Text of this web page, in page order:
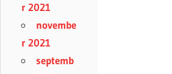
r 2021
novembe
r 2021
septemb